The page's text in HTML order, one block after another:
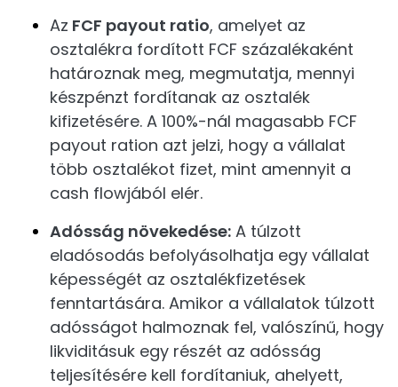
Az FCF payout ratio, amelyet az
osztalékra fordított FCF százalékaként
határoznak meg, megmutatja, mennyi
készpénzt fordítanak az osztalék
kifizetésére. A 100%-nál magasabb FCF
payout ration azt jelzi, hogy a vállalat
több osztalékot fizet, mint amennyit a
cash flowjából elér.
Adósság növekedése: A túlzott
eladósodás befolyásolhatja egy vállalat
képességét az osztalékfizetések
fenntartására. Amikor a vállalatok túlzott
adósságot halmoznak fel, valószínű, hogy
likviditásuk egy részét az adósság
teljesítésére kell fordítaniuk, ahelyett,